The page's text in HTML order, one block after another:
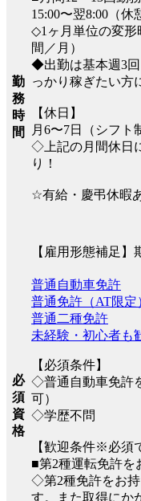
勤
務
時
間
15:00〜翌8:00（休
◇1ヶ月単位の変形
間／月）
◆出勤は基本週3回
っかり稼ぎたい方
【休日】
月6〜7日（シフト
◇上記の月間休日
り！
☆有給・慶弔休暇
【雇用形態補足
必
須
資
格
普通自動車免許
普通免許（AT限定
普通二種免許
未経験・初心者も
【必須条件】
◇普通自動車免許
可）
◇学歴不問
【歓迎条件※必須
■第2種運転免許を
◇第2種免許をお
す。また取得にか